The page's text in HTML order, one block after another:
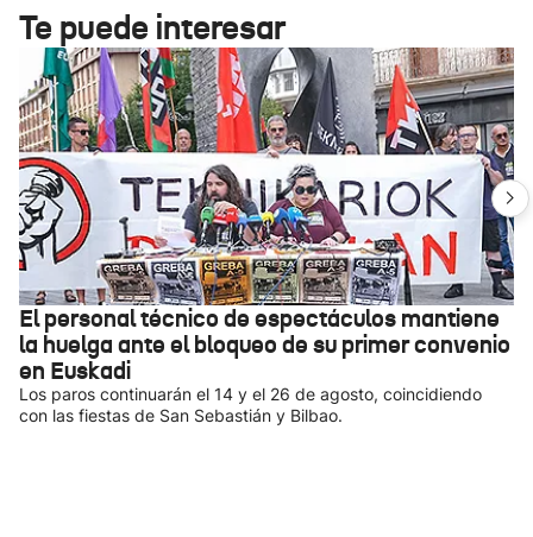
Te puede interesar
El personal técnico de espectáculos mantiene
la huelga ante el bloqueo de su primer convenio
en Euskadi
Los paros continuarán el 14 y el 26 de agosto, coincidiendo
con las fiestas de San Sebastián y Bilbao.